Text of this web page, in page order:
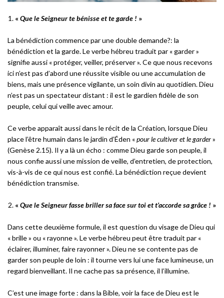
« Que le Seigneur te bénisse et te garde ! »
La bénédiction commence par une double demande?: la
bénédiction et la garde. Le verbe hébreu traduit par « garder »
signifie aussi « protéger, veiller, préserver ». Ce que nous recevons
ici n’est pas d’abord une réussite visible ou une accumulation de
biens, mais une présence vigilante, un soin divin au quotidien. Dieu
n’est pas un spectateur distant : il est le gardien fidèle de son
peuple, celui qui veille avec amour.
Ce verbe apparaît aussi dans le récit de la Création, lorsque Dieu
place l’être humain dans le jardin d’Éden «pour le cultiver et le garder»
(Genèse 2.15). Il y a là un écho : comme Dieu garde son peuple, il
nous confie aussi une mission de veille, d’entretien, de protection,
vis-à-vis de ce qui nous est confié. La bénédiction reçue devient
bénédiction transmise.
« Que le Seigneur fasse briller sa face sur toi et t’accorde sa grâce ! »
Dans cette deuxième formule, il est question du visage de Dieu qui
« brille » ou « rayonne ». Le verbe hébreu peut être traduit par «
éclairer, illuminer, faire rayonner ». Dieu ne se contente pas de
garder son peuple de loin : il tourne vers lui une face lumineuse, un
regard bienveillant. Il ne cache pas sa présence, il l’illumine.
C’est une image forte : dans la Bible, voir la face de Dieu est le